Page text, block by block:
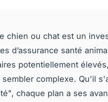
chien ou chat est un
d’assurance santé
potentiellement
complexe. Qu'il
chaque plan a ses